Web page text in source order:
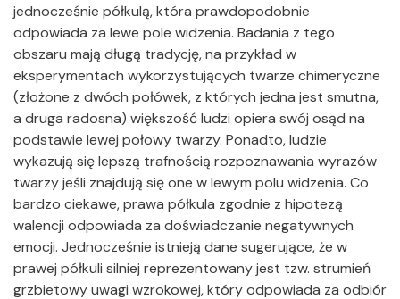
jednocześnie półkulą, która prawdopodobnie
odpowiada za lewe pole widzenia. Badania z tego
obszaru mają długą tradycję, na przykład w
eksperymentach wykorzystujących twarze chimeryczne
(złożone z dwóch połówek, z których jedna jest smutna,
a druga radosna) większość ludzi opiera swój osąd na
podstawie lewej połowy twarzy. Ponadto, ludzie
wykazują się lepszą trafnością rozpoznawania wyrazów
twarzy jeśli znajdują się one w lewym polu widzenia. Co
bardzo ciekawe, prawa półkula zgodnie z hipotezą
walencji odpowiada za doświadczanie negatywnych
emocji. Jednocześnie istnieją dane sugerujące, że w
prawej półkuli silniej reprezentowany jest tzw. strumień
grzbietowy uwagi wzrokowej, który odpowiada za odbiór